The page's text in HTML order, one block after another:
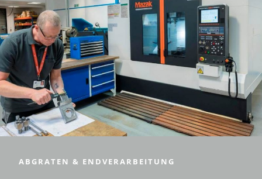
ABGRATEN & ENDVERARBEITUNG